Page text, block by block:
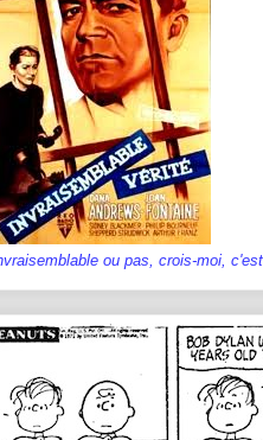
ou pas, crois-moi,